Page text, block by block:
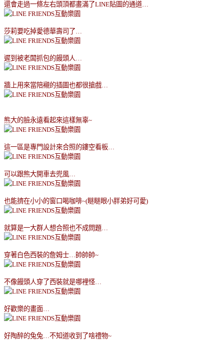
還會走過一條左右頭頂都畫滿了LINE貼圖的通道
莎莉要吃掉愛德華壽司了
遲到被老闆抓包的饅頭人
牆上用來當陪襯的插圖也都很搶戲
熊大的臉永遠看起來這樣無辜~
這一區是專門設計來合照的鏤空看板
可以跟熊大開車去兜風
也能擠在小小的窗口喝咖啡~(瞇瞇眼小胖弟好可愛)
就算是一大群人想合照也不成問題
穿著白色西裝的詹姆士 帥帥帥~
不像饅頭人穿了西裝就是哪裡怪
好歡樂的畫面
好陶醉的兔兔 不知道收到了啥禮物~